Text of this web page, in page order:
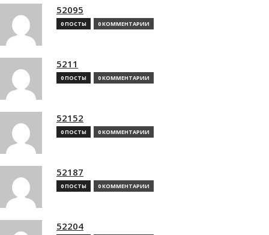
52095
0 ПОСТЫ 0 КОММЕНТАРИИ
5211
0 ПОСТЫ 0 КОММЕНТАРИИ
52152
0 ПОСТЫ 0 КОММЕНТАРИИ
52187
0 ПОСТЫ 0 КОММЕНТАРИИ
52204